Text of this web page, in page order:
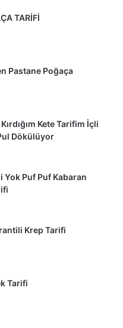
TARİFİ
Pastane Poğaça
Kete Tarifim İçli
Dökülüyor
Yok Puf Puf Kabaran
Krep Tarifi
Tarifi